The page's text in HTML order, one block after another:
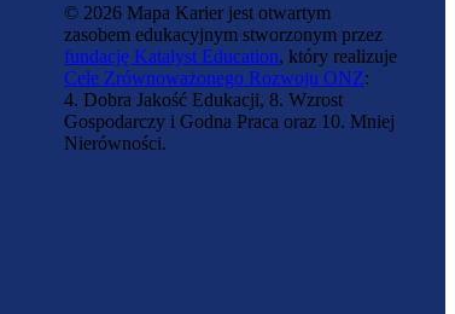
© 2026 Mapa Karier jest otwartym
zasobem edukacyjnym stworzonym przez
fundację Katalyst Education, który realizuje
Cele Zrównoważonego Rozwoju ONZ:
4. Dobra Jakość Edukacji, 8. Wzrost
Gospodarczy i Godna Praca oraz 10. Mniej
Nierówności.